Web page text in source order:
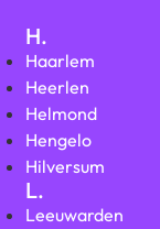
H.
Haarlem
Heerlen
Helmond
Hengelo
Hilversum
L.
Leeuwarden